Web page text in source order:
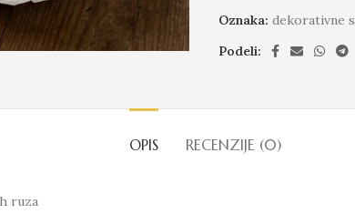
Oznaka: dekorativne
Podeli:
OPIS RECENZIJE (0)
ruza